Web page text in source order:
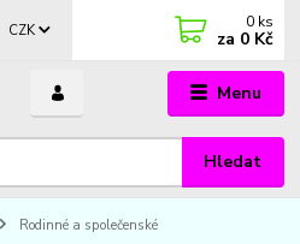
Menu
CZK
Hledat
0 ks
za 0 Kč
Rodinné a společenské